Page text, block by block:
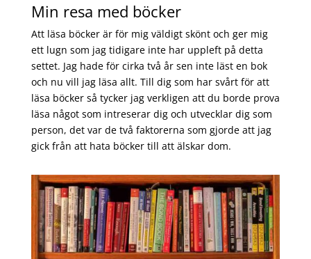
Min resa med böcker
Att läsa böcker är för mig väldigt skönt och ger mig
ett lugn som jag tidigare inte har uppleft på detta
settet. Jag hade för cirka två år sen inte läst en bok
och nu vill jag läsa allt. Till dig som har svårt för att
läsa böcker så tycker jag verkligen att du borde prova
läsa något som intreserar dig och utvecklar dig som
person, det var de två faktorerna som gjorde att jag
gick från att hata böcker till att älskar dom.